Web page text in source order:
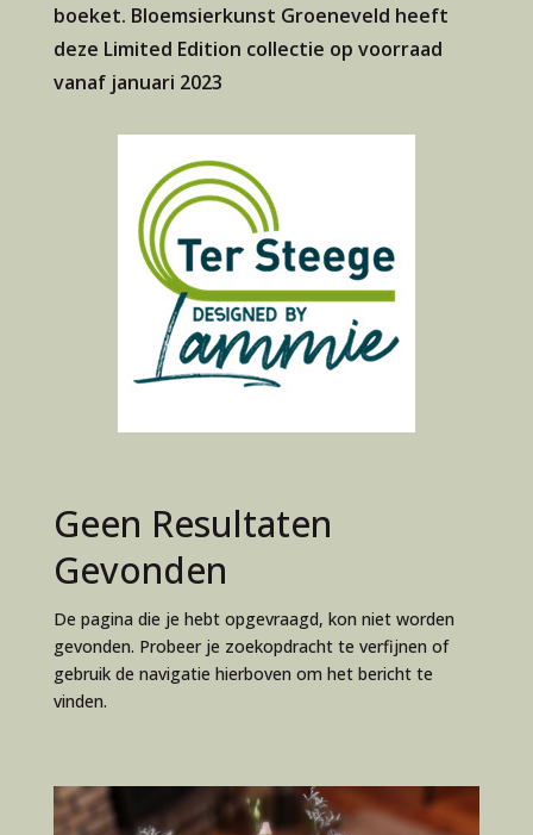
boeket. Bloemsierkunst Groeneveld heeft
deze Limited Edition collectie op voorraad
vanaf januari 2023
Geen Resultaten
Gevonden
De pagina die je hebt opgevraagd, kon niet worden
gevonden. Probeer je zoekopdracht te verfijnen of
gebruik de navigatie hierboven om het bericht te
vinden.